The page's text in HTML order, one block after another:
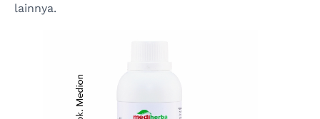
lainnya.